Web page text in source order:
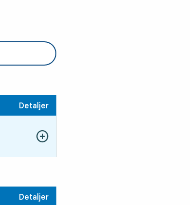
Detaljer
Visa fler detaljer
Detaljer